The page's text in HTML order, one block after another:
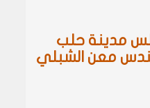
مدينة حلب
معن الشبلي